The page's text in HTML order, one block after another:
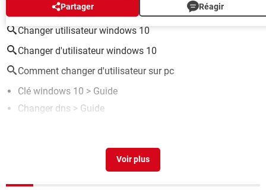
Partager Réagir
AUTOUR DU MÊME SUJET
Changer utilisateur windows 10
Changer d'utilisateur windows 10
Comment changer d'utilisateur sur pc
Clé windows 10 > Guide
Changer dns > Guide